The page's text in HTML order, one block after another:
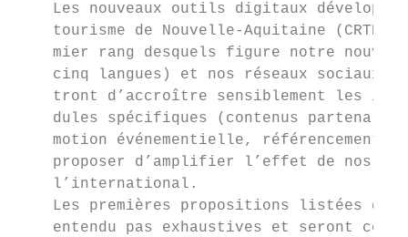
Les nouveaux outils digitaux
tourisme de Nouvelle-Aquitaine (CRTNA)
mier rang desquels figure notre
cinq langues) et nos réseaux sociaux
tront d’accroître sensiblement les
dules spécifiques (contenus
motion événementielle, référencement,
proposer d’amplifier l’effet de nos
    l’international.
Les premières propositions listées
entendu pas exhaustives et seront